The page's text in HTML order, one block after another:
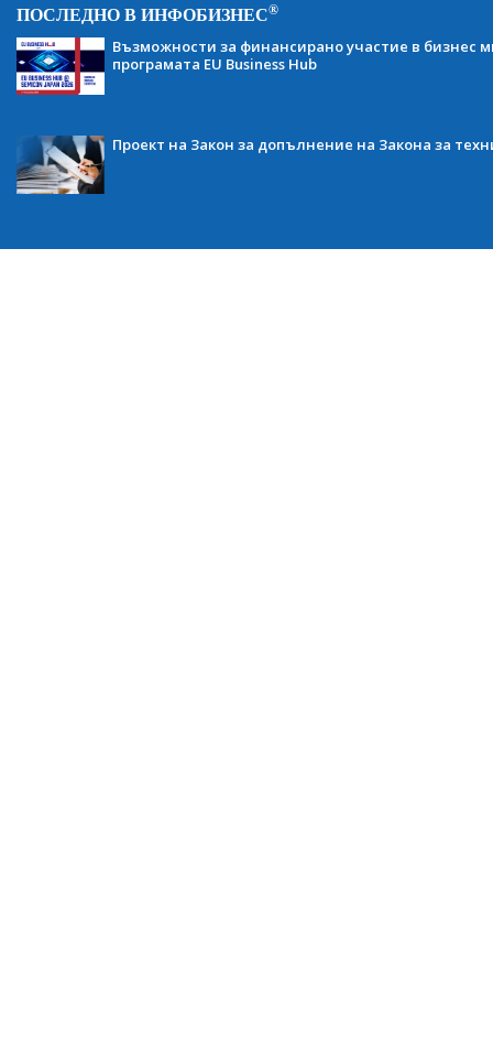
ПОСЛЕДНО В ИНФОБИЗНЕС®
Възможности за финансирано участие в бизнес
програмата EU Business Hub
Проект на Закон за допълнение на Закона за